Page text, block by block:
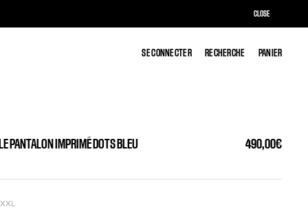
SE CONNECTER RECHERCHE PANIER
SE CONNECTER RECHERCHE PANIER
PANTALON IMPRIMÉ DOTS BLEU 490,00€
XXL
CLOSE